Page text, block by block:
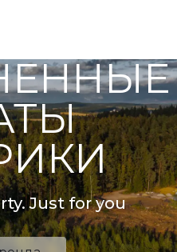
Just for you